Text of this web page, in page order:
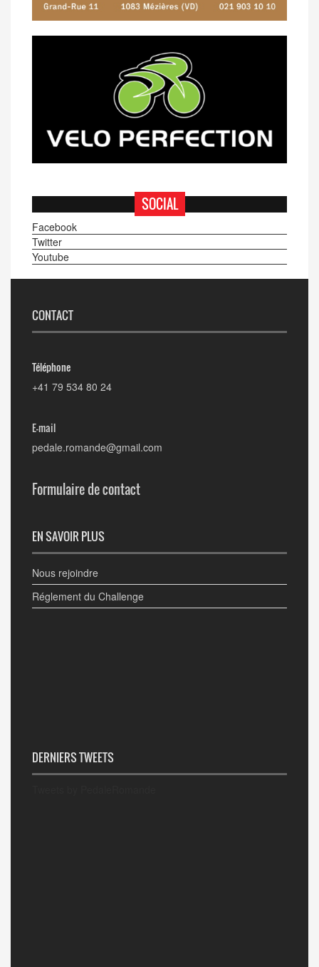
SOCIAL
Facebook
Twitter
Youtube
CONTACT
Téléphone
+41 79 534 80 24
E-mail
pedale.romande@gmail.com
Formulaire de contact
EN SAVOIR PLUS
Nous rejoindre
Réglement du Challenge
DERNIERS TWEETS